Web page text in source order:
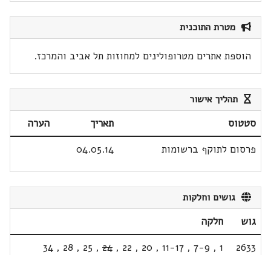
מטרת התוכנית
הוספת אתרים מטרופולינים למחוזות תל אביב והמרכז.
תהליך אישור
סטטוס תאריך
הערה
פרסום לתוקף ברשומות
04.05.14
גושים וחלקות
גוש
חלקה
2633
1
,
7-9
,
11-17
,
20
,
22
,
24
,
25
,
28
,
34